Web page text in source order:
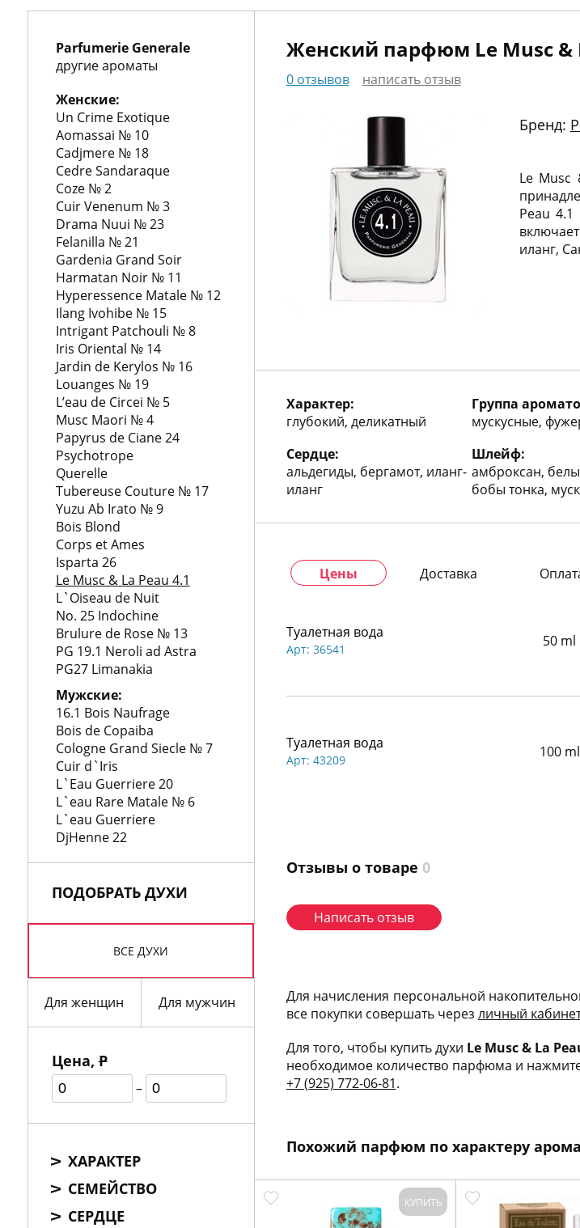
Parfumerie Generale
другие ароматы
Женские:
Un Crime Exotique
Aomassai № 10
Cadjmere № 18
Cedre Sandaraque
Coze № 2
Cuir Venenum № 3
Drama Nuui № 23
Felanilla № 21
Gardenia Grand Soir
Harmatan Noir № 11
Hyperessence Matale № 12
Ilang Ivohibe № 15
Intrigant Patchouli № 8
Iris Oriental № 14
Jardin de Kerylos № 16
Louanges № 19
L’eau de Circei № 5
Musc Maori № 4
Papyrus de Ciane 24
Psychotrope
Querelle
Tubereuse Couture № 17
Yuzu Ab Irato № 9
Bois Blond
Corps et Ames
Isparta 26
Le Musc & La Peau 4.1
L`Oiseau de Nuit
No. 25 Indochine
Brulure de Rose № 13
PG 19.1 Neroli ad Astra
PG27 Limanakia
Мужские:
16.1 Bois Naufrage
Bois de Copaiba
Cologne Grand Siecle № 7
Cuir d`Iris
L`Eau Guerriere 20
L`eau Rare Matale № 6
L`eau Guerriere
DjHenne 22
ПОДОБРАТЬ ДУХИ
ВСЕ ДУХИ
Для женщин Для мужчин
Цена,Р
–
ХАРАКТЕР
СЕМЕЙСТВО
СЕРДЦЕ
Женский парфюм Le Musc &
0 отзывов написать отзыв
Бренд:
Le Musc
Peau
иланг,
Характер:
глубокий, деликатный
Группа
мускусные,
Сердце:
альдегиды, бергамот, иланг-
иланг
Шлейф:
амброксан,
бобы тонка,
Цены Доставка
Туалетная вода
Арт: 36541 50 ml
Туалетная вода
Арт: 43209 100 ml
Отзывы о товаре 0
Написать отзыв
Для начисления персональной
все покупки совершать через личный
Для того, чтобы купить духи Le Musc & La
необходимое количество парфюма и
+7 (925) 772-06-81.
Похожий парфюм по характеру
КУПИТЬ
Гарантии
клиентам
Доставка
и
оплата
Контакты
пн.-
вс.
10:00-
20:00
+7
(495)
772
06
81